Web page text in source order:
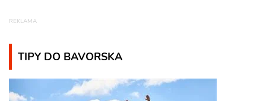
TIPY DO BAVORSKA